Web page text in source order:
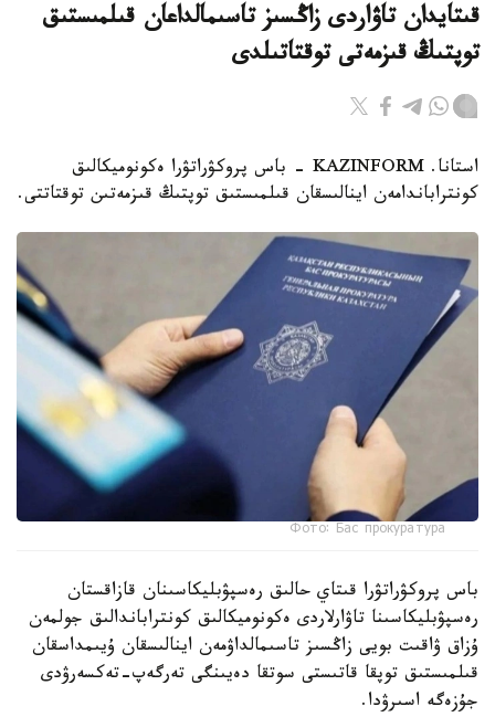
قىتايدان تاۋاردى زاڭسىز تاسىمالداعان قىلمىستىق
توپتىڭ قىزمەتى توقتاتىلدى
استانا. KAZINFORM - باس پروكۋراتۋرا ەكونوميكالىق
كونتراباندامەن اينالىسقان قىلمىستىق توپتىڭ قىزمەتىن توقتاتتى.
Фото: Бас прокуратура
باس پروكۋراتۋرا قىتاي حالىق رەسپۋبليكاسىنان قازاقستان
رەسپۋبليكاسىنا تاۋارلاردى ەكونوميكالىق كونتراباندالىق جولمەن
ۇزاق ۋاقىت بويى زاڭسىز تاسىمالداۋمەن اينالىسقان ۇيىمداسقان
قىلمىستىق توپقا قاتىستى سوتقا دەيىنگى تەرگەپ-تەكسەرۋدى
جۇزەگە اسىرۋدا.